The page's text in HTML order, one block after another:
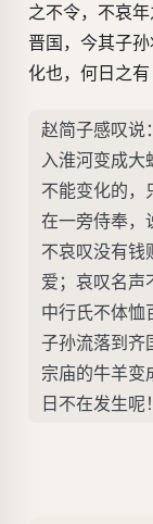
之不令，不哀
晋国，今其子
化也，何日之有
赵简子感叹说
入淮河变成大
不能变化的，
在一旁侍奉，
不哀叹没有钱
爱；哀叹名声
中行氏不体恤
子孙流落到齐
宗庙的牛羊变
日不在发生呢